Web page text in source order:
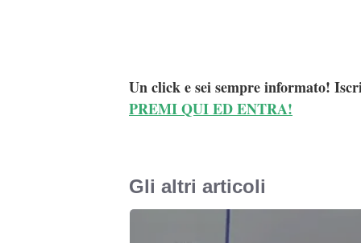
Un click e sei sempre informato!
PREMI QUI ED ENTRA!
Gli altri articoli